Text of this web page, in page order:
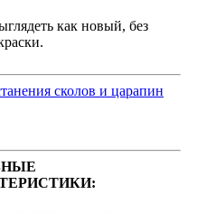
как новый, без
сколов и царапин